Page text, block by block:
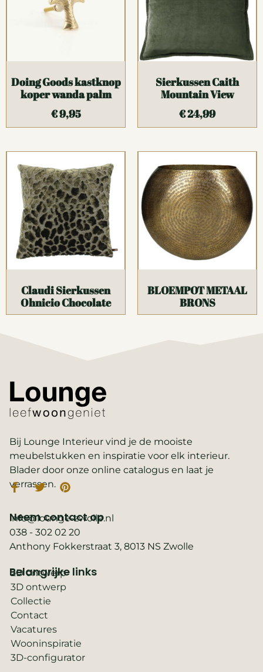
Doing Goods kastknop
koper wanda palm
€9,95
Sierkussen Caith
Mountain View
€24,99
Claudi Sierkussen
Ohnicio Chocolate
BLOEMPOT METAAL
BRONS
Bij Lounge Interieur vind je de mooiste
meubelstukken en inspiratie voor elk interieur.
Blader door onze online catalogus en laat je
verrassen.
Belangrijke links
2D ontwerp
3D ontwerp
Collectie
Contact
Vacatures
Wooninspiratie
3D-configurator
Neem contact op
info@lounge-zwolle.nl
038 - 302 02 20
Anthony Fokkerstraat 3, 8013 NS Zwolle